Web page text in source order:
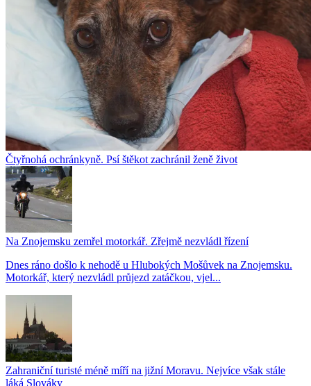
Čtyřnohá ochránkyně. Psí štěkot zachránil ženě život
Na Znojemsku zemřel motorkář. Zřejmě nezvládl řízení
Dnes ráno došlo k nehodě u Hlubokých Mošůvek na Znojemsku.
Motorkář, který nezvládl průjezd zatáčkou, vjel...
Zahraniční turisté méně míří na jižní Moravu. Nejvíce však stále
láká Slováky